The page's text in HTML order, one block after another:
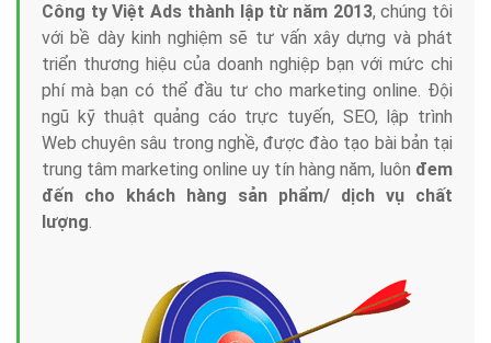
Công ty Việt Ads thành lập từ năm 2013, chúng tôi
với bề dày kinh nghiệm sẽ tư vấn xây dựng và phát
triển thương hiệu của doanh nghiệp bạn với mức chi
phí mà bạn có thể đầu tư cho marketing online. Đội
ngũ kỹ thuật quảng cáo trực tuyến, SEO, lập trình
Web chuyên sâu trong nghề, được đào tạo bài bản tại
trung tâm marketing online uy tín hàng năm, luôn đem
đến cho khách hàng sản phẩm/ dịch vụ chất
lượng.